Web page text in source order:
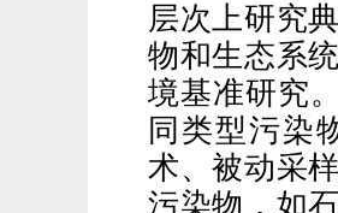
层次上研究
物和生态系
境基准研究
同类型污染
术、被动采
污染物，如